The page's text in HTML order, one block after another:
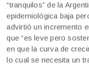
“tranquilos” de la
epidemiológica baja
advirtió un incremento
que “es leve pero
en que la curva de
lo cual se necesita un